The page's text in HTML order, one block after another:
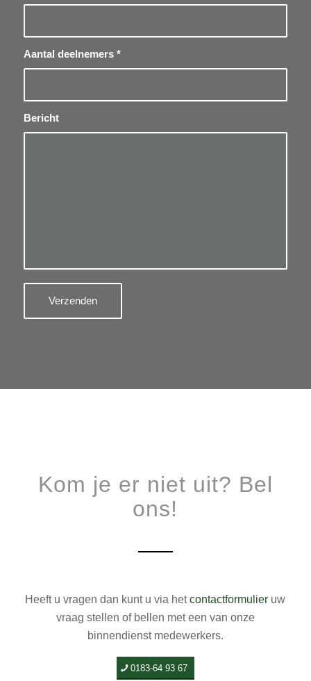
Aantal deelnemers *
Bericht
Kom je er niet uit? Bel
ons!
Heeft u vragen dan kunt u via hetcontactformulier uw
vraag stellen of bellen met een van onze
binnendienst medewerkers.
0183-64 93 67